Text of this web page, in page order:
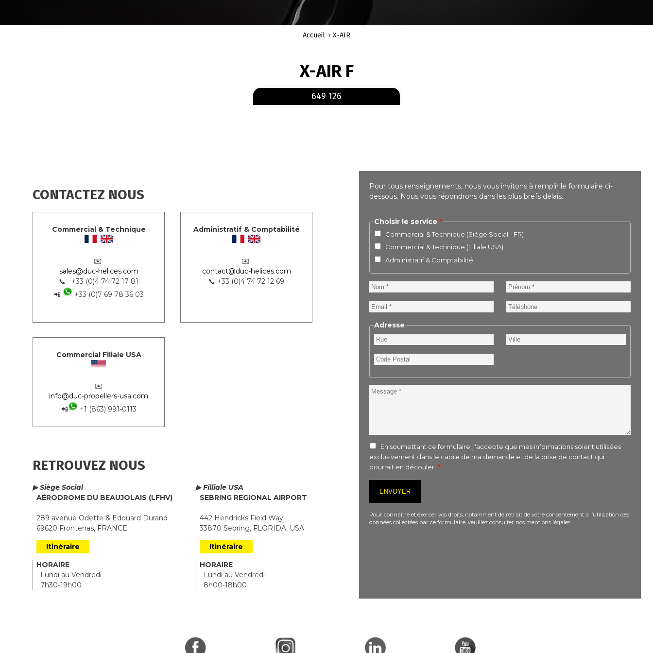
Accueil X-AIR
X-AIR F
649 126
CONTACTEZ NOUS
Commercial & Technique
✉️
sales@duc-helices.com
📞 +33 (0)4 74 72 17 81
📲
+33 (0)7 69 78 36 03
Administratif & Comptabilité
✉️
contact@duc-helices.com
📞 +33 (0)4 74 72 12 69
Commercial Filiale USA
✉️
info@duc-propellers-usa.com
📲
+1 (863) 991-0113
RETROUVEZ NOUS
▶ Siège Social
AÉRODROME DU BEAUJOLAIS (LFHV)
289 avenue Odette & Edouard Durand
69620 Frontenas, FRANCE
Itinéraire
HORAIRE
Lundi au Vendredi
7h30-19h00
▶ Filliale USA
SEBRING REGIONAL AIRPORT
442 Hendricks Field Way
33870 Sebring, FLORIDA, USA
Itinéraire
HORAIRE
Lundi au Vendredi
8h00-18h00
Pour tous renseignements, nous vous invitons à remplir le formulaire ci-
dessous. Nous vous répondrons dans les plus brefs délais.
Choisir le service
Commercial & Technique (Siège Social - FR)
Commercial & Technique (Filiale USA)
Administratif & Comptabilité
Nom Prénom
Email Téléphone
Adresse
Rue Ville
Code
Postal
Message
En soumettant ce formulaire, j'accepte que mes informations soient utilisées
exclusivement dans le cadre de ma demande et de la prise de contact qui
pourrait en découler
Pour connaitre et exercer vos droits, notamment de retrait de votre consentement à l’utilisation des
données collectées par ce formulaire, veuillez consulter nos mentions légales.